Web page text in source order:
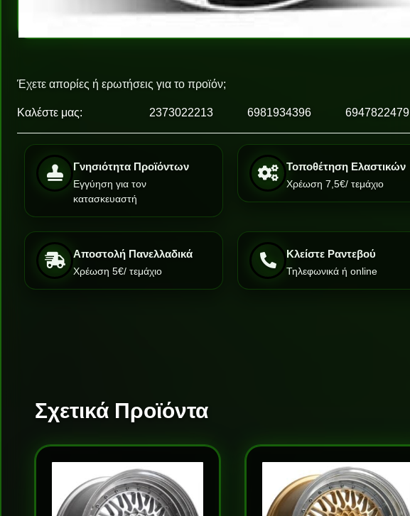
Έχετε απορίες ή ερωτήσεις για το προϊόν;
Καλέστε μας: 2373022213 6981934396 6947822479
Γνησιότητα Προϊόντων
Εγγύηση για τον
κατασκευαστή
Τοποθέτηση Ελαστικών
Χρέωση 7,5€/ τεμάχιο
Αποστολή Πανελλαδικά
Χρέωση 5€/ τεμάχιο
Κλείστε Ραντεβού
Τηλεφωνικά ή online
Σχετικά Προϊόντα